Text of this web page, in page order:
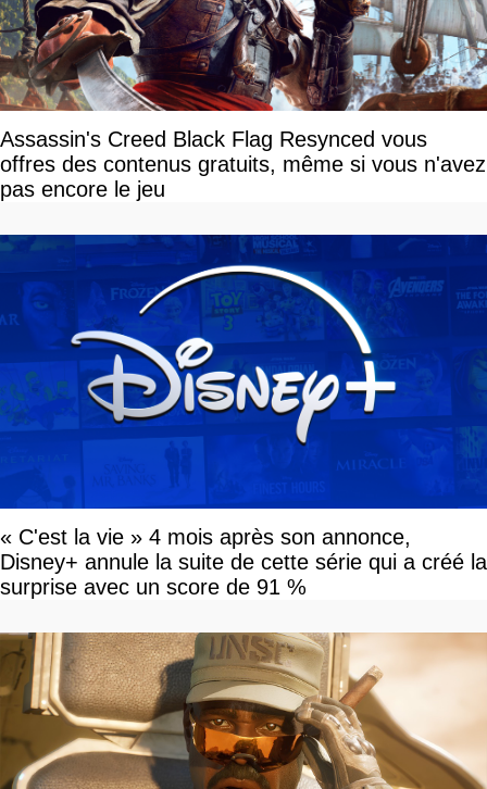
Assassin's Creed Black Flag Resynced vous
offres des contenus gratuits, même si vous n'avez
pas encore le jeu
« C'est la vie » 4 mois après son annonce,
Disney+ annule la suite de cette série qui a créé la
surprise avec un score de 91 %